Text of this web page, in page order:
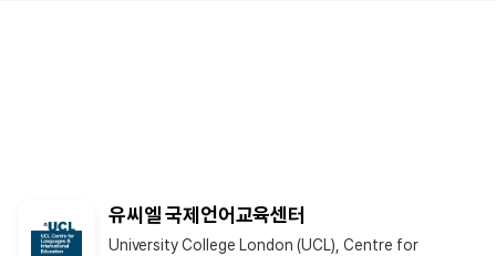
유씨엘 국제언어교육센터
University College London (UCL), Centre for